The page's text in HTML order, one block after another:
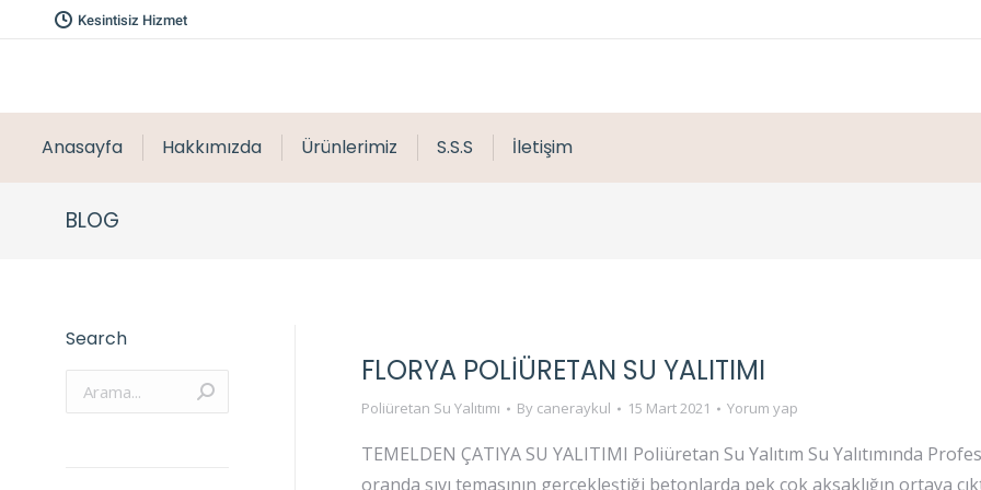
Kesintisiz Hizmet
Anasayfa Hakkımızda Ürünlerimiz S.S.S İletişim
BLOG
FLORYA POLIÜRETAN SU YALITIMI
Poliüretan Su Yalıtımı By caneraykul 15 Mart 2021 Yorum yap
TEMELDEN ÇATIYA SU YALITIMI Poliüretan Su Yalıtım Su Yalıtımında
oranda sıvı temasının gerçekleştiği betonlarda pek çok aksaklığın ortaya
Search
Arama: